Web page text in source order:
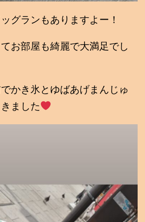
グランもありますよー！
お部屋も綺麗で大満足でし
かき氷とゆばあげまんじゅ
ました